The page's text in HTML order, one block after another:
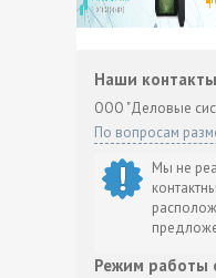
Наши
ООО "Деловые
По вопросам
Мы не
Режим работы